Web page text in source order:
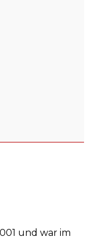
und war im